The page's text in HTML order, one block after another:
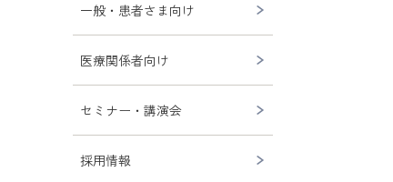
一般・患者さま向け
医療関係者向け
セミナー・講演会
採用情報